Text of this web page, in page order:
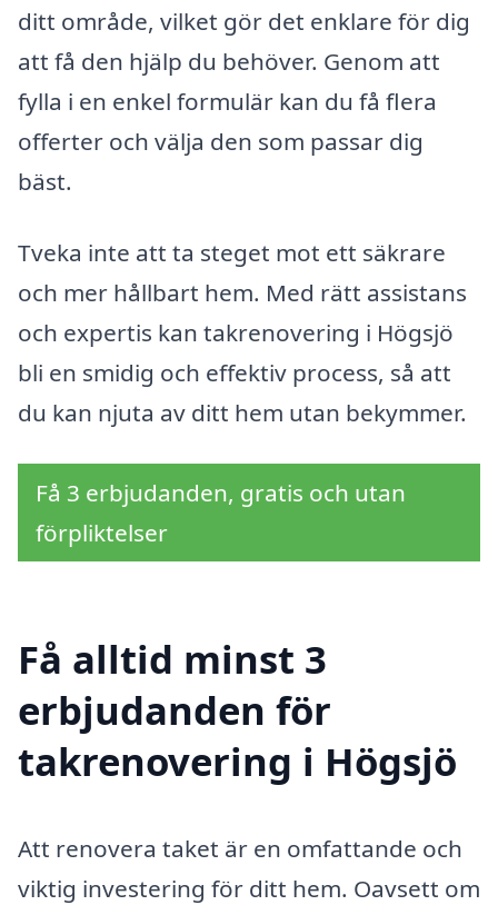
ditt område, vilket gör det enklare för dig
att få den hjälp du behöver. Genom att
fylla i en enkel formulär kan du få flera
offerter och välja den som passar dig
bäst.
Tveka inte att ta steget mot ett säkrare
och mer hållbart hem. Med rätt assistans
och expertis kan takrenovering i Högsjö
bli en smidig och effektiv process, så att
du kan njuta av ditt hem utan bekymmer.
Få 3 erbjudanden, gratis och utan
förpliktelser
Få alltid minst 3
erbjudanden för
takrenovering i Högsjö
Att renovera taket är en omfattande och
viktig investering för ditt hem. Oavsett om